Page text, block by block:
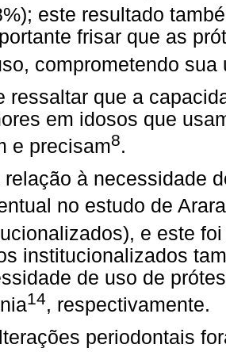
este resultado
frisar que as
comprometendo sua
ressaltar que a
em idosos que
e precisam8.
relação à necessidade
no estudo de
e este
institucionalizados
de uso de
14, respectivamente.
periodontais